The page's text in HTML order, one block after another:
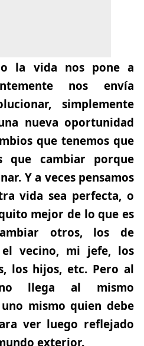
la vida nos pone a
nos envía
simplemente
nueva oportunidad
que tenemos que
que cambiar porque
Y a veces pensamos
vida sea perfecta, o
mejor de lo que es
otros, los de
vecino, mi jefe, los
los hijos, etc. Pero al
llega al mismo
mismo quien debe
ver luego reflejado
exterior.